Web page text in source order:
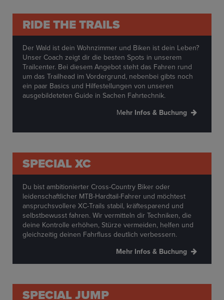
RIDE THE TRAILS
Der Wald ist dein Wohnzimmer und Biken ist dein Leben?
Unser Coach zeigt dir die besten Spots in unserem
Trailcenter. Bei diesem Angebot steht das Fahren rund
um das Trailhead im Vordergrund, nebenbei gibts noch
ein paar Basics und Hilfestellungen von unseren
ausgebildeteten Guide in Sachen Fahrtechnik.
Mehr Infos & Buchung
SPECIAL XC
Du bist ambitionierter Cross-Country Biker oder
leidenschaftlicher MTB-Hardtail-Fahrer und möchtest
anspruchsvollere XC-Trails stabil, kräftesparend und
selbstbewusst fahren. Wir vermitteln dir Techniken, die
deine Kontrolle erhöhen, Stürze vermeiden, helfen und
gleichzeitig deinen Fahrfluss deutlich verbessern.
Mehr Infos & Buchung
SPECIAL JUMP